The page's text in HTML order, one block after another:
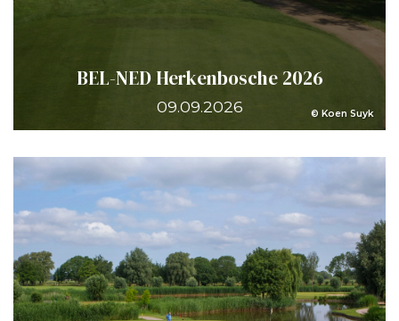
© Koen Suyk
BEL-NED Herkenbosche 2026
09.09.2026